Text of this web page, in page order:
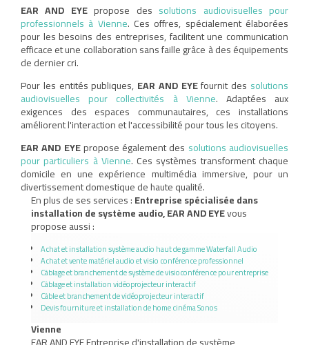
EAR AND EYEpropose des solutions audiovisuelles pour
professionnels à Vienne. Ces offres, spécialement élaborées
pour les besoins des entreprises, facilitent une communication
efficace et une collaboration sans faille grâce à des équipements
de dernier cri.
Pour les entités publiques, EAR AND EYEfournit des solutions
audiovisuelles pour collectivités à Vienne. Adaptées aux
exigences des espaces communautaires, ces installations
améliorent l'interaction et l'accessibilité pour tous les citoyens.
EAR AND EYEpropose également des solutions audiovisuelles
pour particuliers à Vienne. Ces systèmes transforment chaque
domicile en une expérience multimédia immersive, pour un
divertissement domestique de haute qualité.
En plus de ses services :Entreprise spécialisée dans
installation de système audio, EAR AND EYEvous
propose aussi :
Achat et installation système audio haut de gamme Waterfall Audio
Achat et vente matériel audio et visio conférence professionnel
Câblage et branchement de système de visioconférence pour entreprise
Câblage et installation vidéoprojecteur interactif
Câble et branchement de vidéoprojecteur interactif
Devis fourniture et installation de home cinéma Sonos
Vienne